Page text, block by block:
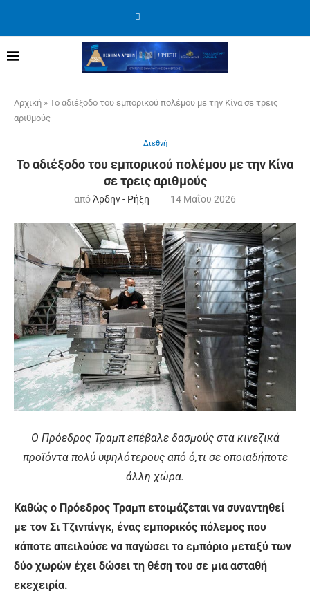
Αρχική » Το αδιέξοδο του εμπορικού πολέμου με την Κίνα σε τρεις
αριθμούς
Διεθνή
Το αδιέξοδο του εμπορικού πολέμου με την Κίνα
σε τρεις αριθμούς
απόΆρδην - Ρήξη 14 Μαΐου 2026
Ο Πρόεδρος Τραμπ επέβαλε δασμούς στα κινεζικά
προϊόντα πολύ υψηλότερους από ό,τι σε οποιαδήποτε
άλλη χώρα.
Καθώς ο Πρόεδρος Τραμπ ετοιμάζεται να συναντηθεί
με τον Σι Τζινπίνγκ, ένας εμπορικός πόλεμος που
κάποτε απειλούσε να παγώσει το εμπόριο μεταξύ των
δύο χωρών έχει δώσει τη θέση του σε μια ασταθή
εκεχειρία.